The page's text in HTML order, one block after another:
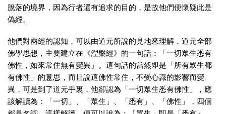
脫落的境界，因為行者還有追求的目的，是故他們便懷疑此是
偽經。
他們對兩經的認知，可以由道元所說的見地來理解，道元全部
佛學思想，主要建立在《湼槃經》的一句話：「一切眾生悉有
佛性，如來常住無有變異」。這句話的當然即是「所有眾生都
有佛性」的意思，而且說這佛性常住，不受心識的影響而變
異，可是到了道元手裏，他卻認為「一切眾生悉有佛性」，應
該解讀為：「一切」、「眾生」、「悉有」、「佛性」，四個